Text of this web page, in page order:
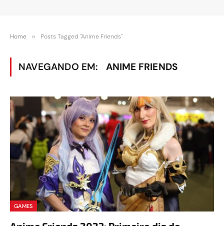
Home » Posts Tagged "Anime Friends"
NAVEGANDO EM: ANIME FRIENDS
GAMES